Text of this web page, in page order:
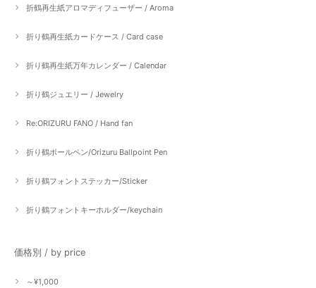
折鶴再生紙アロマディフューザー / Aroma
折り鶴再生紙カードケース / Card case
折り鶴再生紙万年カレンダー / Calendar
折り鶴ジュエリー / Jewelry
Re:ORIZURU FANO / Hand fan
折り鶴ボールペン/Orizuru Ballpoint Pen
折り鶴フォントステッカー/Sticker
折り鶴フォントキーホルダー/keychain
価格別 / by price
～¥1,000